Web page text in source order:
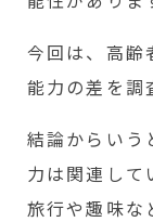
今回は、高
能力の差を調
結論からい
力は関連して
旅行や趣味な